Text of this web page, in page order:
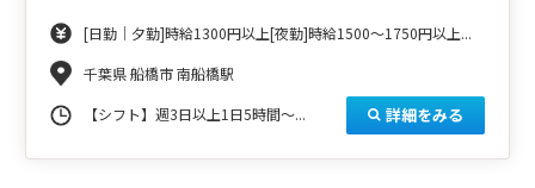
[日勤｜夕勤]時給1300円以上[夜勤]時給1500～1750円以上...
千葉県 船橋市 南船橋駅
【シフト】週3日以上1日5時間～... 詳細をみる